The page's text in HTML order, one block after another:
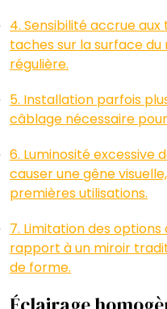
4. Sensibilité accrue
taches sur la surface du
régulière.
5. Installation parfois
câblage nécessaire
6. Luminosité excessive
causer une gêne
premières utilisations.
7. Limitation des
rapport à un miroir
de forme.